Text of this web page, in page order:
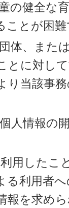
の健全な
ことが困
体、また
とに対し
り当該事
人情報の
用したこ
る利用者
報を求め